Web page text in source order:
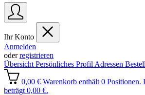
Ihr Konto
Anmelden
oderregistrieren
Übersicht Persönliches Profil Adressen
0,00 € Warenkorb enthält 0 Positionen.
beträgt 0,00 €.